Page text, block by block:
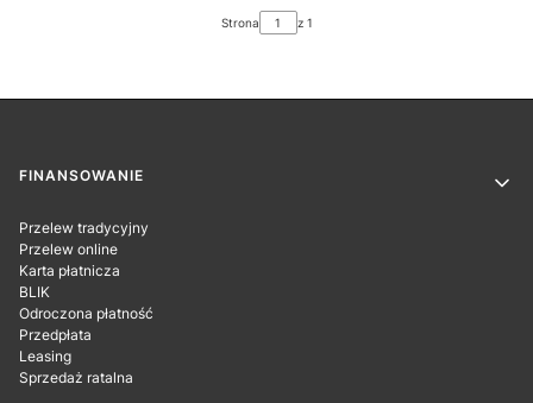
Strona z 1
Linki w stopce
FINANSOWANIE
Przelew tradycyjny
Przelew online
Karta płatnicza
BLIK
Odroczona płatność
Przedpłata
Leasing
Sprzedaż ratalna